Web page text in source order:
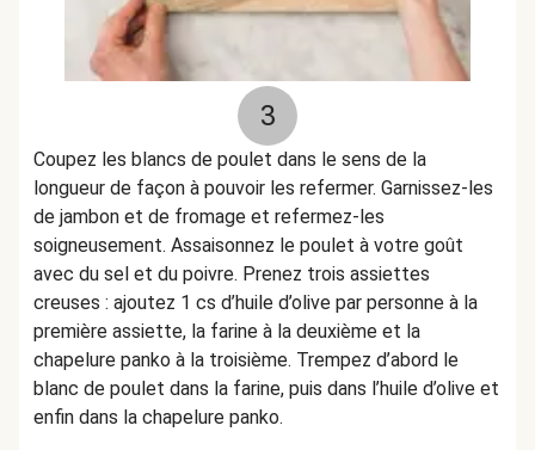
3
Coupez les blancs de poulet dans le sens de la
longueur de façon à pouvoir les refermer. Garnissez-les
de jambon et de fromage et refermez-les
soigneusement. Assaisonnez le poulet à votre goût
avec du sel et du poivre. Prenez trois assiettes
creuses : ajoutez 1 cs d’huile d’olive par personne à la
première assiette, la farine à la deuxième et la
chapelure panko à la troisième. Trempez d’abord le
blanc de poulet dans la farine, puis dans l’huile d’olive et
enfin dans la chapelure panko.